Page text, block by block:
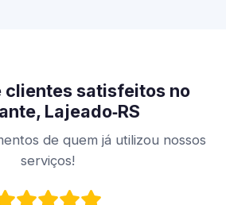
clientes satisfeitos no
Lajeado‑RS
de quem já utilizou nossos
serviços!